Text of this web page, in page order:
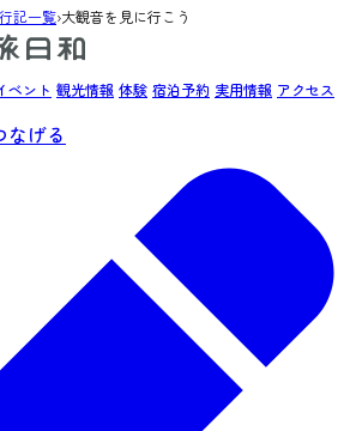
ベント 観光情報 体験 宿泊予約 実用情報 アクセス
記一覧›大観音を見に行こう
げる